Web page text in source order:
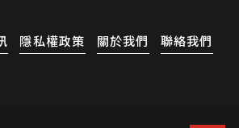
隱私權政策 關於我們 聯絡我們